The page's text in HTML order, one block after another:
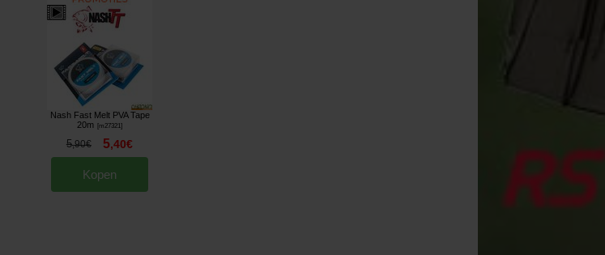
Nash Fast Melt PVA Tape
20m
m27321]
5,90€ 5,40€
Kopen